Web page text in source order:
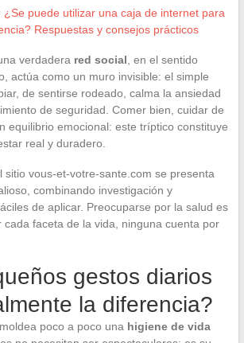
¿Se puede utilizar una caja de internet para
Respuestas y consejos prácticos
verdadera red social , en el sentido
actúa como un muro invisible: el simple
de sentirse rodeado, calma la ansiedad
de seguridad. Comer bien, cuidar de
equilibrio emocional: este tríptico constituye
real y duradero.
sitio vous-et-votre-sante.com se presenta
combinando investigación y
de aplicar. Preocuparse por la salud es
faceta de la vida, ninguna cuenta por
gestos diarios
la diferencia?
poco a poco una higiene de vida